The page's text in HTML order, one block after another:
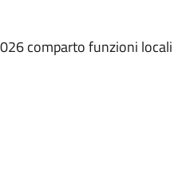
comparto funzioni